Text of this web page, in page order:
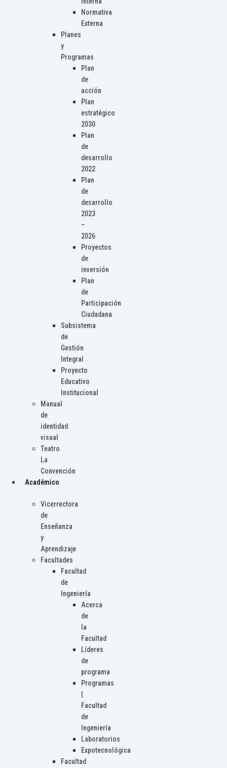
Normativa
Externa
Planes
y
Programas
Plan
de
acción
Plan
estratégico
2030
Plan
de
desarrollo
2022
Plan
de
desarrollo
2023
–
2026
Proyectos
de
inversión
Plan
de
Participación
Ciudadana
Subsistema
de
Gestión
Integral
Proyecto
Educativo
Institucional
Manual
de
identidad
visual
Teatro
La
Convención
Académico
Vicerrectora
de
Enseñanza
y
Aprendizaje
Facultades
Facultad
de
Ingeniería
Acerca
de
la
Facultad
Líderes
de
programa
Programas
Facultad
de
Ingeniería
Laboratorios
Expotecnológica
Facultad